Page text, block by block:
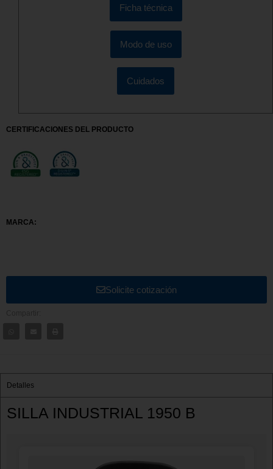
Ficha técnica
Modo de uso
Cuidados
CERTIFICACIONES DEL PRODUCTO
MARCA:
Solicite cotización
Detalles
SILLA INDUSTRIAL 1950 B